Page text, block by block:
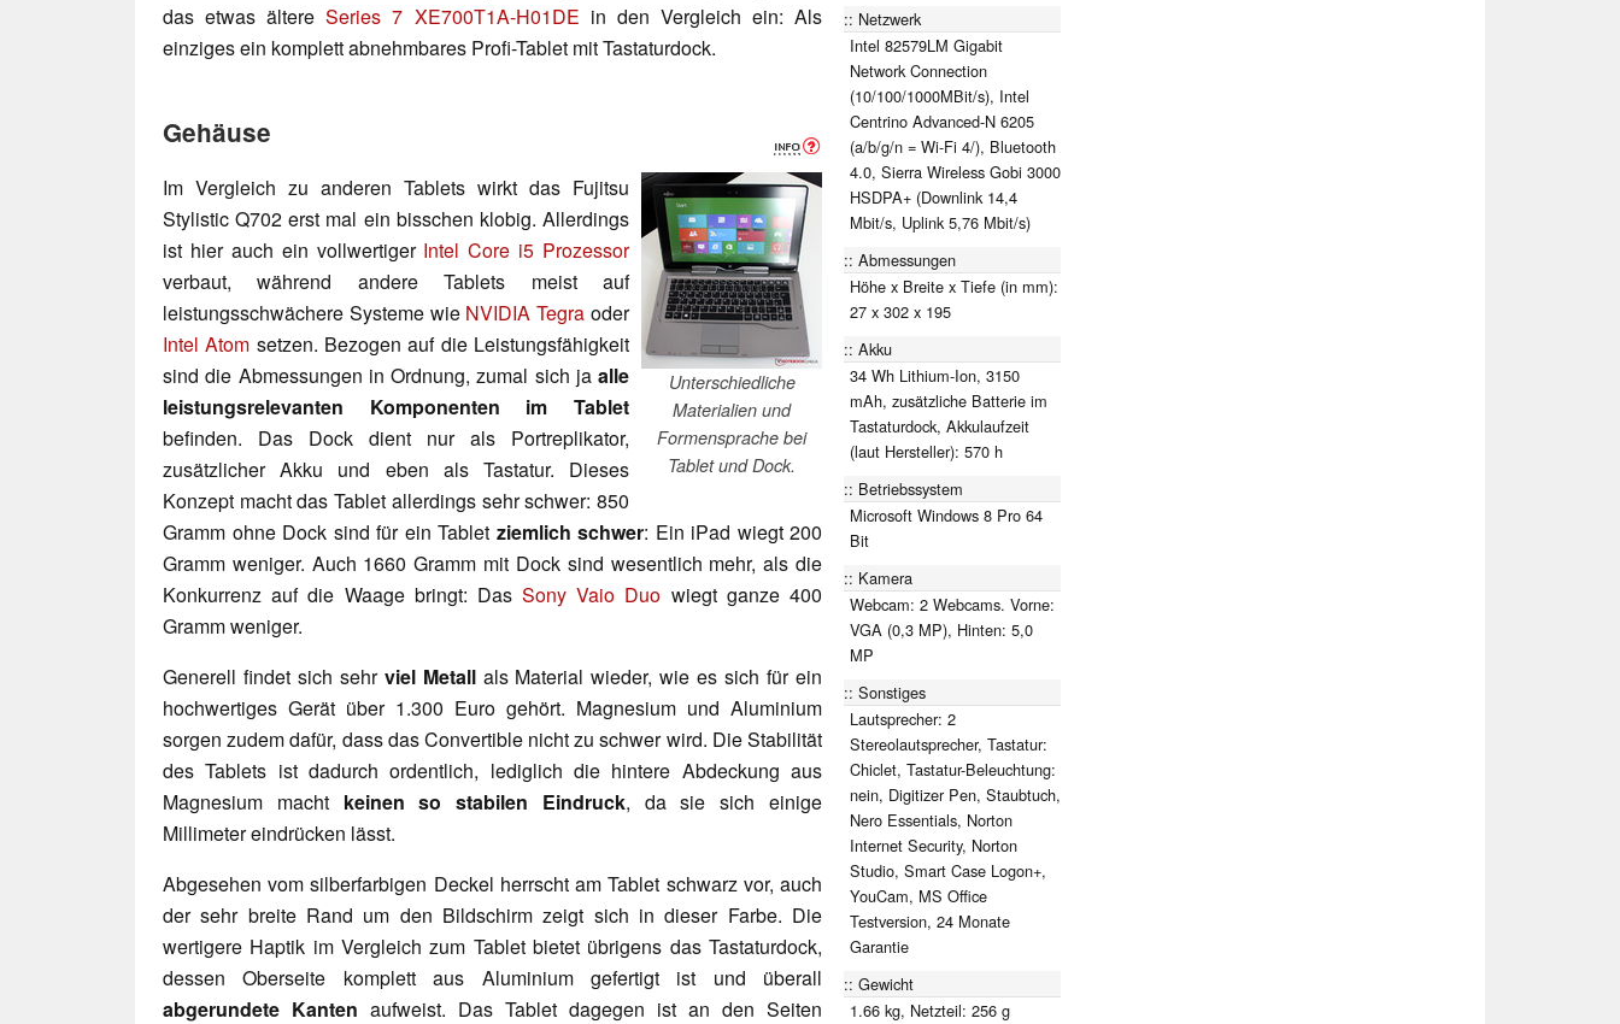
das etwas ältereSeries 7 XE700T1A-H01DE in den Vergleich ein: Als
einziges ein komplett abnehmbares Profi-Tablet mit Tastaturdock.
Gehäuse
Unterschiedliche
Materialien und
Formensprache bei
Tablet und Dock.
Im Vergleich zu anderen Tablets wirkt das Fujitsu
Stylistic Q702 erst mal ein bisschen klobig. Allerdings
ist hier auch ein vollwertiger Intel Core i5 Prozessor
verbaut, während andere Tablets meist auf
leistungsschwächere Systeme wie NVIDIA Tegra oder
Intel Atom setzen. Bezogen auf die Leistungsfähigkeit
sind die Abmessungen in Ordnung, zumal sich ja alle
leistungsrelevanten Komponenten im Tablet
befinden. Das Dock dient nur als Portreplikator,
zusätzlicher Akku und eben als Tastatur. Dieses
Konzept macht das Tablet allerdings sehr schwer: 850
Gramm ohne Dock sind für ein Tablet ziemlich schwer: Ein iPad wiegt 200
Gramm weniger. Auch 1660 Gramm mit Dock sind wesentlich mehr, als die
Konkurrenz auf die Waage bringt: DasSony Vaio Duo wiegt ganze 400
Gramm weniger.
Generell findet sich sehr viel Metallals Material wieder, wie es sich für ein
hochwertiges Gerät über 1.300 Euro gehört. Magnesium und Aluminium
sorgen zudem dafür, dass das Convertible nicht zu schwer wird. Die Stabilität
des Tablets ist dadurch ordentlich, lediglich die hintere Abdeckung aus
Magnesium macht keinen so stabilen Eindruck, da sie sich einige
Millimeter eindrücken lässt.
Abgesehen vom silberfarbigen Deckel herrscht am Tablet schwarz vor, auch
der sehr breite Rand um den Bildschirm zeigt sich in dieser Farbe. Die
wertigere Haptik im Vergleich zum Tablet bietet übrigens das Tastaturdock,
dessen Oberseite komplett aus Aluminium gefertigt ist und überall
abgerundete Kanten aufweist. Das Tablet dagegen ist an den Seiten
Netzwerk
Intel 82579LM Gigabit
Network Connection
(10/100/1000MBit/s), Intel
Centrino Advanced-N 6205
(a/b/g/n = Wi-Fi 4/), Bluetooth
4.0, Sierra Wireless Gobi 3000
HSDPA+ (Downlink 14,4
Mbit/s, Uplink 5,76 Mbit/s)
Abmessungen
Höhe x Breite x Tiefe (in mm):
27 x 302 x 195
Akku
34 Wh Lithium-Ion, 3150
mAh, zusätzliche Batterie im
Tastaturdock, Akkulaufzeit
(laut Hersteller): 570 h
Betriebssystem
Microsoft Windows 8 Pro 64
Bit
Kamera
Webcam: 2 Webcams. Vorne:
VGA (0,3 MP), Hinten: 5,0
MP
Sonstiges
Lautsprecher: 2
Stereolautsprecher, Tastatur:
Chiclet, Tastatur-Beleuchtung:
nein, Digitizer Pen, Staubtuch,
Nero Essentials, Norton
Internet Security, Norton
Studio, Smart Case Logon+,
YouCam, MS Office
Testversion, 24 Monate
Garantie
Gewicht
1.66 kg, Netzteil: 256 g